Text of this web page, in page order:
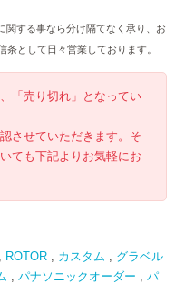
関する事なら分け隔てなく承り、お
として日々営業しております。
「売り切れ」となってい
させていただきます。そ
ても下記よりお気軽にお
ROTOR カスタム
グラベル
パナソニックオーダー
パ